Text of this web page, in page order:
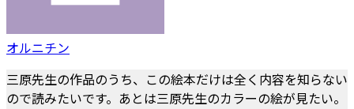
オルニチン
三原先生の作品のうち、この絵本だけは全く内容を知らない
ので読みたいです。あとは三原先生のカラーの絵が見たい。